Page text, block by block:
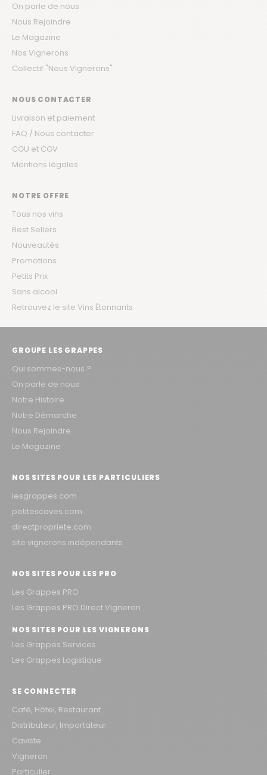
On parle de nous
Nous Rejoindre
Le Magazine
Nos Vignerons
Collectif "Nous Vignerons"
NOUS CONTACTER
Livraison et paiement
FAQ / Nous contacter
CGU et CGV
Mentions légales
NOTRE OFFRE
Tous nos vins
Best Sellers
Nouveautés
Promotions
Petits Prix
Sans alcool
Retrouvez le site Vins Étonnants
GROUPE LES GRAPPES
Qui sommes-nous ?
On parle de nous
Notre Histoire
Notre Démarche
Nous Rejoindre
Le Magazine
NOS SITES POUR LES PARTICULIERS
lesgrappes.com
petitescaves.com
directpropriete.com
site vignerons indépendants
NOS SITES POUR LES PRO
Les Grappes PRO
Les Grappes PRO Direct Vigneron
NOS SITES POUR LES VIGNERONS
Les Grappes Services
Les Grappes Logistique
SE CONNECTER
Café, Hôtel, Restaurant
Distributeur, Importateur
Caviste
Vigneron
Particulier